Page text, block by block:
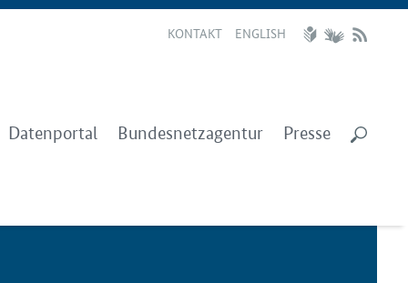
KONTAKT ENGLISH
Datenportal Bundesnetzagentur Presse